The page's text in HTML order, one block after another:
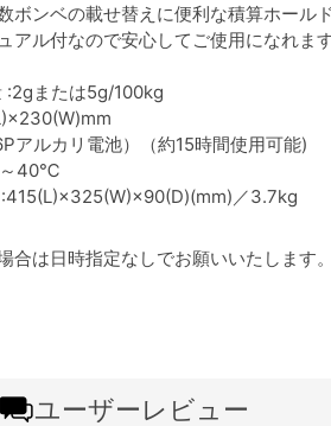
ボンベの載せ替えに便利な積算ホール
アル付なので安心してご使用になれます
:2gまたは5g/100kg
アルカリ電池）（約15時間使用可能)
～40℃
／3.7kg
合は日時指定なしでお願いいたします。
ユーザーレビュー